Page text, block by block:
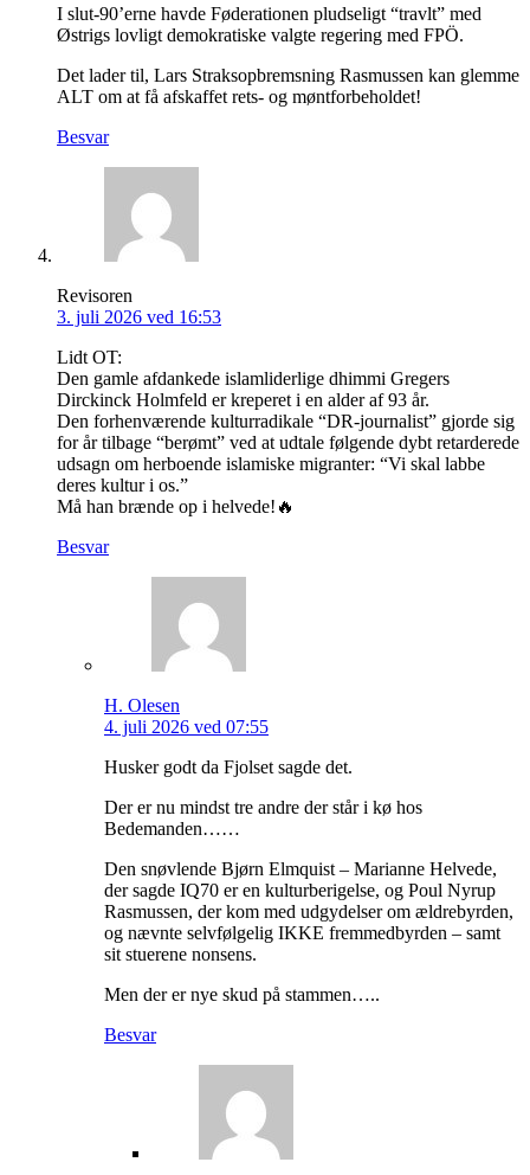
I slut-90’erne havde Føderationen pludseligt “travlt” med
Østrigs lovligt demokratiske valgte regering med FPÖ.
Det lader til, Lars Straksopbremsning Rasmussen kan glemme
ALT om at få afskaffet rets- og møntforbeholdet!
Besvar
Revisoren
3. juli 2026 ved 16:53
Lidt OT:
Den gamle afdankede islamliderlige dhimmi Gregers
Dirckinck Holmfeld er kreperet i en alder af 93 år.
Den forhenværende kulturradikale “DR-journalist” gjorde sig
for år tilbage “berømt” ved at udtale følgende dybt retarderede
udsagn om herboende islamiske migranter: “Vi skal labbe
deres kultur i os.”
Må han brænde op i helvede!🔥
Besvar
H. Olesen
4. juli 2026 ved 07:55
Husker godt da Fjolset sagde det.
Der er nu mindst tre andre der står i kø hos
Bedemanden……
Den snøvlende Bjørn Elmquist – Marianne Helvede,
der sagde IQ70 er en kulturberigelse, og Poul Nyrup
Rasmussen, der kom med udgydelser om ældrebyrden,
og nævnte selvfølgelig IKKE fremmedbyrden – samt
sit stuerene nonsens.
Men der er nye skud på stammen…..
Besvar